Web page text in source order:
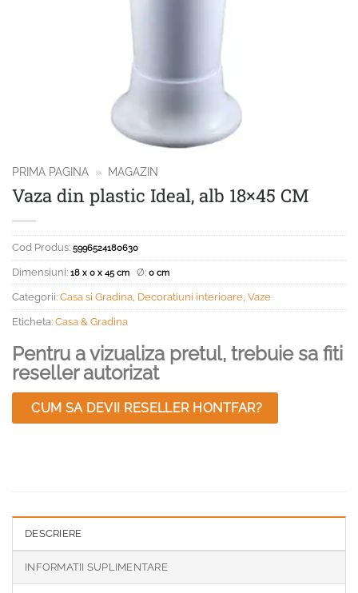
PRIMA PAGINA » MAGAZIN
Vaza din plastic Ideal, alb 18×45 CM
Cod Produs: 5996524180630
Dimensiuni: 18 x 0 x 45 cm Ø: 0 cm
Categorii: Casa si Gradina Decoratiuni interioare Vaze
Eticheta: Casa & Gradina
Pentru a vizualiza pretul, trebuie sa fiti
reseller autorizat
CUM SA DEVII RESELLER HONTFAR?
DESCRIERE
INFORMATII SUPLIMENTARE